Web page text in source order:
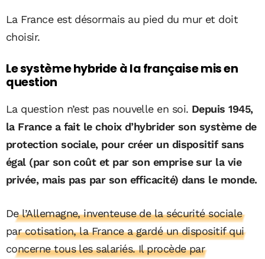
La France est désormais au pied du mur et doit
choisir.
Le système hybride à la française mis en
question
La question n’est pas nouvelle en soi. Depuis 1945,
la France a fait le choix d’hybrider son système de
protection sociale, pour créer un dispositif sans
égal (par son coût et par son emprise sur la vie
privée, mais pas par son efficacité) dans le monde.
De l’Allemagne, inventeuse de la sécurité sociale
par cotisation, la France a gardé un dispositif qui
concerne tous les salariés. Il procède par